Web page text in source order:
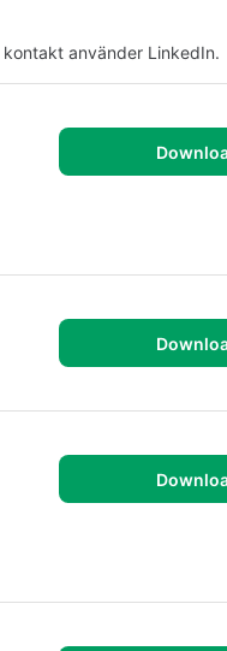
använder LinkedIn.